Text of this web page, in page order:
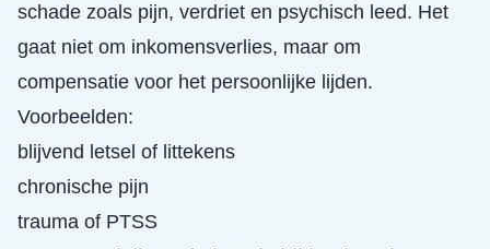
schade zoals pijn, verdriet en psychisch leed. Het
gaat niet om inkomensverlies, maar om
compensatie voor het persoonlijke lijden.
Voorbeelden:
blijvend letsel of littekens
chronische pijn
trauma of PTSS